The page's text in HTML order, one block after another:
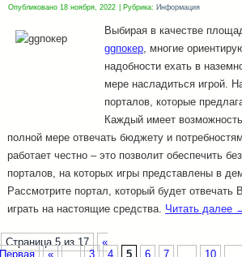
Опубликовано 18 ноября, 2022 Рубрика: Информация
Выбирая в качестве
ggпокер, многие
надобности ехать в
мере насладиться игрой.
порталов, которые
Каждый имеет
полной мере отвечать бюджету и
работает честно – это позволит обеспечить
порталов, на которых игры представлены в
Рассмотрите портал, который будет
играть на настоящие средства. Читать далее
Страница 5 из 17
«
Первая
« ... 3 4 5 6 7 10